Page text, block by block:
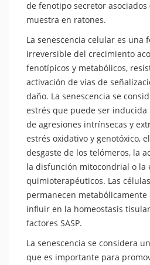
de fenotipo secretor asociados
muestra en ratones.
La senescencia celular es una
irreversible del crecimiento
fenotípicos y metabólicos,
activación de vías de
daño. La senescencia se
estrés que puede ser
de agresiones intrínsecas y
estrés oxidativo y genotóxico,
desgaste de los telómeros, la
la disfunción mitocondrial o la
quimioterapéuticos. Las
permanecen metabólicamente
influir en la homeostasis
factores SASP.
La senescencia se considera
que es importante para